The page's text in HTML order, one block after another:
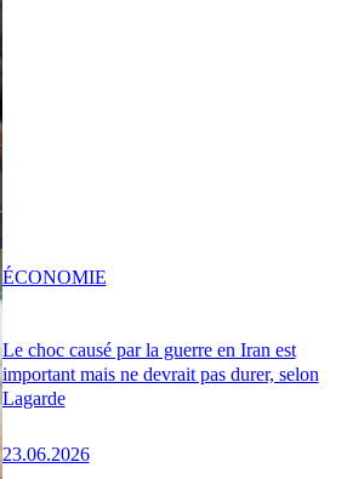
Le choc causé par la guerre en Iran est
important mais ne devrait pas durer, selon
Lagarde
23.06.2026
ÉCONOMIE